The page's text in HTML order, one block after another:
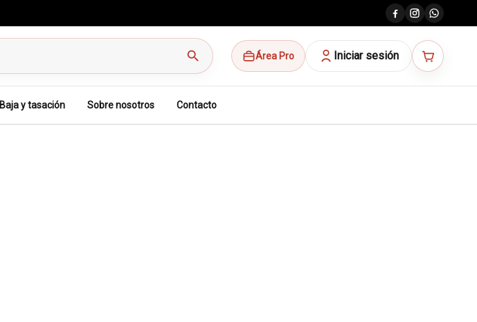
search Área Pro Iniciar sesión
Baja y tasación Sobre nosotros Contacto